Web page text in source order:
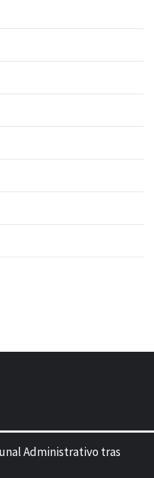
Administrativo tras